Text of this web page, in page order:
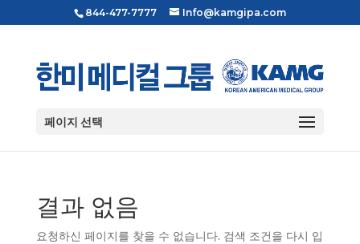
844-477-7777 Info@kamgipa.com
페이지 선택
결과 없음
요청하신 페이지를 찾을 수 없습니다. 검색 조건을 다시 입